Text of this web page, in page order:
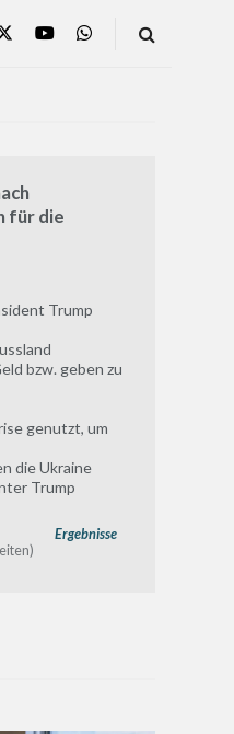
für die
Trump
bzw. geben zu
genutzt, um
die Ukraine
Trump
Ergebnisse